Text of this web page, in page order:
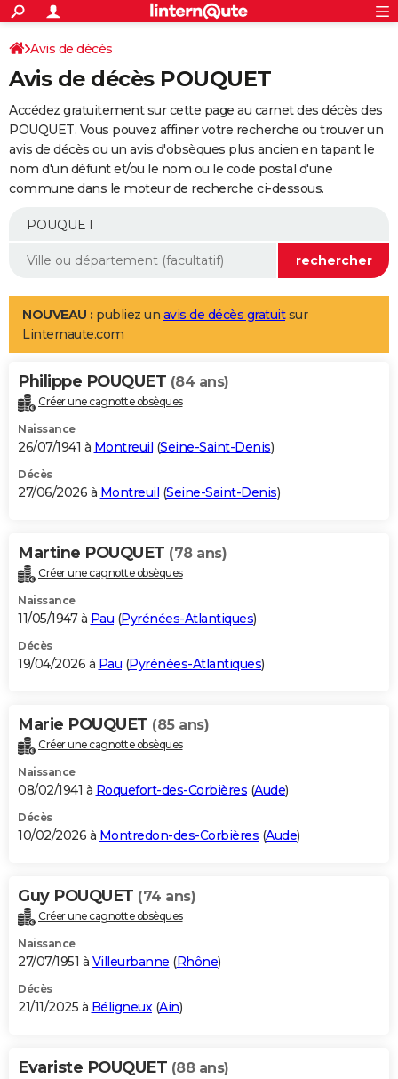
ACTUALITÉS
Politique
Société
Faits Divers
Education
Monde
Villes
+
SPORT
Coupe du monde 2026
Football
Tennis
Cyclisme
Rugby
Forum
Programme TV
TNT
Streaming
Cinéma
Sorties cinéma
Musique
+
FINANCE
Retraite
Epargne
Immobilier
Risques naturels par ville
Banque
Assurance
AUTO
Essais
Réserver un essai
Citadines
Berlines
SUV
Forum auto
+
Mobiles
Meilleur smartphone
Internet
Ordinateurs
Jeux vidéo
Guide high-tech
Aménagement intérieur
LIFESTYLE
Art de vivre
Bien-être
Loisirs
Mode
Modes de vie
Alimentation
Guide de la santé
Maladies
Médicaments
Sommeil
VOYAGE
Destinations
City break
Voyage nature
Voyage de noces
Forum
Climat
+PHOTO
GUIDES D'ACHAT
BONS PLANS
Carte de Noël
Carte Bonne année
Carte Saint-Valentin
Carte Pâques
Carte d'anniversaire
DICTIONNAIRE
Dictionnaire
Biographies
Citations
Expressions
Proverbes
PROGRAMME TV
S'inscrire
Se connecter
Lycées
Collèges
Primaires
Universités
Entreprises
Service militaire
Avis de recherche
AVIS DE DÉCÈS
Bricolage
Lifestyle
Culture
Sport
Auto
Television
Voyage
Cinema
Avis de décès
Avis de décès POUQUET
Accédez gratuitement sur cette page au carnet des décès des
POUQUET. Vous pouvez affiner votre recherche ou trouver un
avis de décès ou un avis d'obsèques plus ancien en tapant le
nom d'un défunt et/ou le nom ou le code postal d'une
commune dans le moteur de recherche ci-dessous.
NOUVEAU : publiez un avis de décès gratuitsur
Linternaute.com
Philippe POUQUET (84 ans)
Créer une cagnotte obsèques
Naissance
26/07/1941 à Montreuil (Seine-Saint-Denis)
Décès
27/06/2026 à Montreuil (Seine-Saint-Denis)
Martine POUQUET (78 ans)
Créer une cagnotte obsèques
Naissance
11/05/1947 à Pau (Pyrénées-Atlantiques)
Décès
19/04/2026 à Pau (Pyrénées-Atlantiques)
Marie POUQUET (85 ans)
Créer une cagnotte obsèques
Naissance
08/02/1941 à Roquefort-des-Corbières (Aude)
Décès
10/02/2026 à Montredon-des-Corbières (Aude)
Guy POUQUET (74 ans)
Créer une cagnotte obsèques
Naissance
27/07/1951 à Villeurbanne (Rhône)
Décès
21/11/2025 à Béligneux (Ain)
Evariste POUQUET (88 ans)